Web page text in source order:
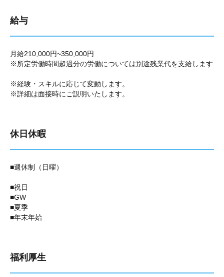
給与
月給210,000円~350,000円
※所定労働時間超過分の労働については別途残業代を支給します
※経験・スキルに応じて変動します。
※詳細は面接時にご説明いたします。
休日休暇
■週休制（日曜）
■祝日
■GW
■夏季
■年末年始
福利厚生